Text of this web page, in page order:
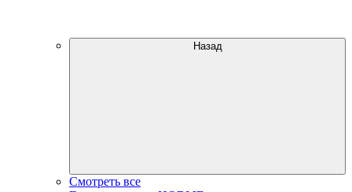
Назад
Смотреть все